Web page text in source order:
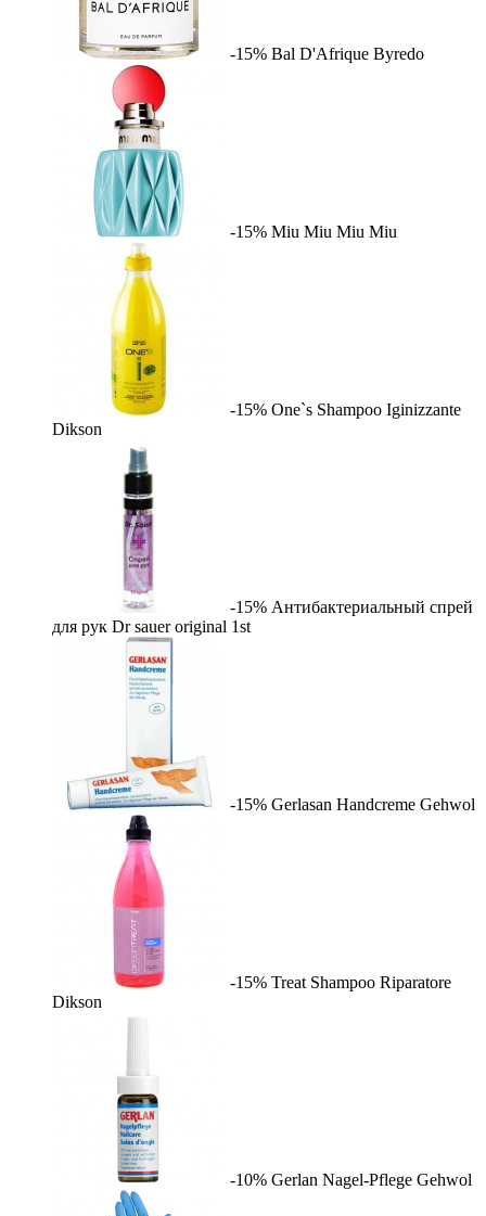
-15% Bal D'Afrique Byredo
-15% Miu Miu Miu Miu
-15% One`s Shampoo Iginizzante
Dikson
-15% Антибактериальный спрей
для рук Dr sauer original 1st
-15% Gerlasan Handcreme Gehwol
-15% Treat Shampoo Riparatore
Dikson
-10% Gerlan Nagel-Pflege Gehwol